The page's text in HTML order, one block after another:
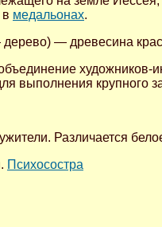
медальонах.
— древесина
художников-
выполнения крупного
Различается
Психосостра